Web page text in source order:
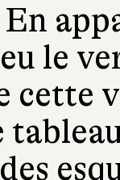
le
cette